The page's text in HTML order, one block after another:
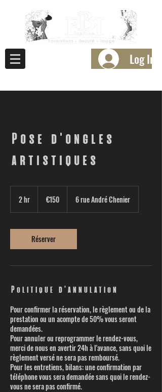
Log In
Pose d'ongles
artistiques
2 hr €150 6 rue André Chenier
Réserver
Politique d'annulation
Pour confirmer la réservation, le règlement ou de la
prestation ou un acompte de 50% vous seront
demandées.
Pour annuler ou reprogrammer le rendez-vous,
merci de nous en avertir 24h à l'avance, sans quoi le
règlement versé ne sera pas remboursé.
Pour les entretiens, bilans: une confirmation par
téléphone vous sera demandée sans quoi le rendez-
vous ne sera pas confirmé.